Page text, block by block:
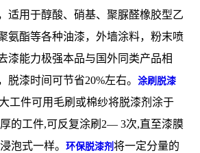
适用于醇酸、硝基、聚脲醛橡胶型乙
氨酯等各种油漆，外墙涂料，粉末喷
漆能力极强本品与国外同类产品相
脱漆时间可节省20%左右。 涂刷脱漆
工件可用毛刷或棉纱将脱漆剂涂于
的工件,可反复涂刷2— 3次,直至漆膜
泡式一样。 环保脱漆剂 将一定分量的